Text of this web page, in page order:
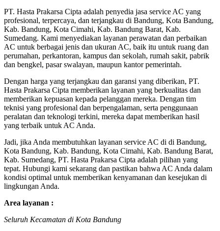
PT. Hasta Prakarsa Cipta adalah penyedia jasa service AC yang
profesional, terpercaya, dan terjangkau di Bandung, Kota Bandung,
Kab. Bandung, Kota Cimahi, Kab. Bandung Barat, Kab.
Sumedang. Kami menyediakan layanan perawatan dan perbaikan
AC untuk berbagai jenis dan ukuran AC, baik itu untuk ruang dan
perumahan, perkantoran, kampus dan sekolah, rumah sakit, pabrik
dan bengkel, pasar swalayan, maupun kantor pemerintah.
Dengan harga yang terjangkau dan garansi yang diberikan, PT.
Hasta Prakarsa Cipta memberikan layanan yang berkualitas dan
memberikan kepuasan kepada pelanggan mereka. Dengan tim
teknisi yang profesional dan berpengalaman, serta penggunaan
peralatan dan teknologi terkini, mereka dapat memberikan hasil
yang terbaik untuk AC Anda.
Jadi, jika Anda membutuhkan layanan service AC di di Bandung,
Kota Bandung, Kab. Bandung, Kota Cimahi, Kab. Bandung Barat,
Kab. Sumedang, PT. Hasta Prakarsa Cipta adalah pilihan yang
tepat. Hubungi kami sekarang dan pastikan bahwa AC Anda dalam
kondisi optimal untuk memberikan kenyamanan dan kesejukan di
lingkungan Anda.
Area layanan :
Seluruh Kecamatan di Kota Bandung